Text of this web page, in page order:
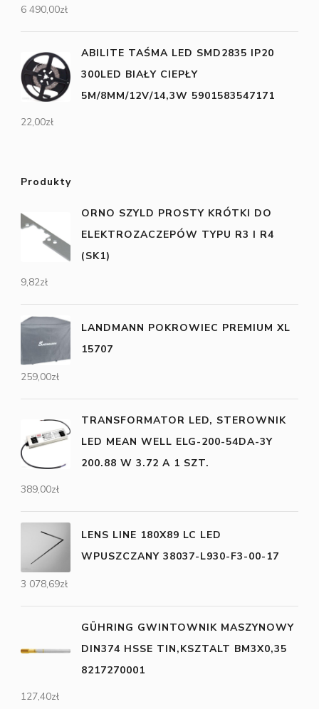
6 490,00zł
ABILITE TAŚMA LED SMD2835 IP20
300LED BIAŁY CIEPŁY
5M/8MM/12V/14,3W 5901583547171
22,00zł
Produkty
ORNO SZYLD PROSTY KRÓTKI DO
ELEKTROZACZEPÓW TYPU R3 I R4
(SK1)
9,82zł
LANDMANN POKROWIEC PREMIUM XL
15707
259,00zł
TRANSFORMATOR LED, STEROWNIK
LED MEAN WELL ELG-200-54DA-3Y
200.88 W 3.72 A 1 SZT.
389,00zł
LENS LINE 180X89 LC LED
WPUSZCZANY 38037-L930-F3-00-17
3 078,69zł
GÜHRING GWINTOWNIK MASZYNOWY
DIN374 HSSE TIN,KSZTALT BM3X0,35
8217270001
127,40zł